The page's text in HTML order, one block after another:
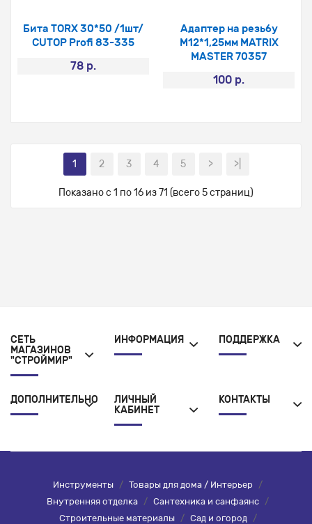
Бита TORX 30*50 /1шт/
CUTOP Profi 83-335
78 р.
Адаптер на резьбу
М12*1,25мм MATRIX
MASTER 70357
100 р.
1 2 3 4 5 > >|
Показано с 1 по 16 из 71 (всего 5 страниц)
СЕТЬ
МАГАЗИНОВ
"СТРОЙМИР"
ИНФОРМАЦИЯ ПОДДЕРЖКА
ДОПОЛНИТЕЛЬНО
ЛИЧНЫЙ
КАБИНЕТ
КОНТАКТЫ
Инструменты / Товары для дома / Интерьер /
Внутренняя отделка / Сантехника и санфаянс /
Строительные материалы
/ Сад и огород /